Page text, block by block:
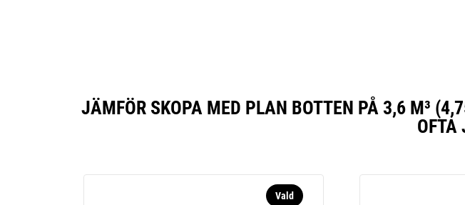
JÄMFÖR SKOPA MED PLAN BOTTEN PÅ 3,6 M³
OFTA
Vald